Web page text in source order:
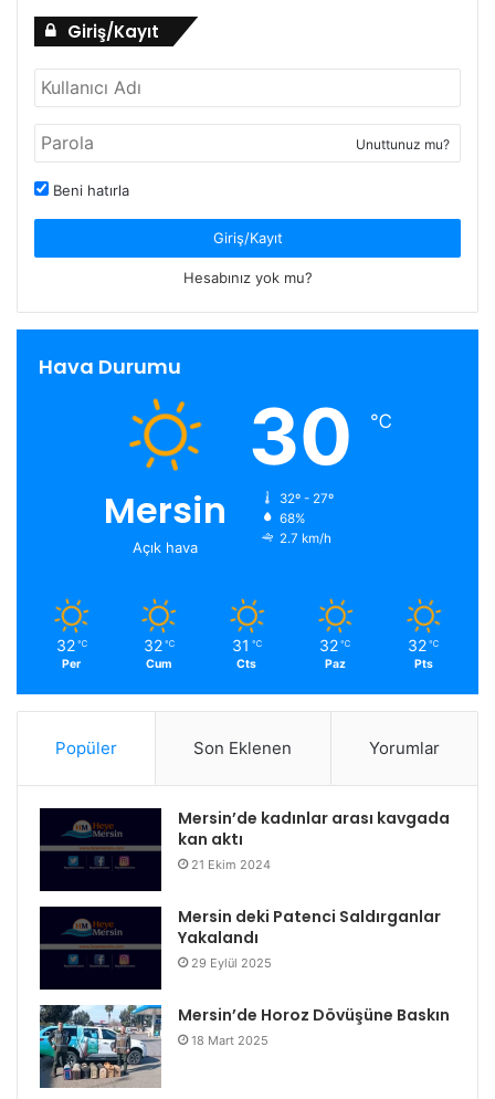
Giriş/Kayıt
Unuttunuz mu?
Beni hatırla
Giriş/Kayıt
Hesabınız yok mu?
Hava Durumu
Mersin
Açık hava
30 ℃
32º - 27º
68%
2.7 km/h
32 ℃
Per
32 ℃
Cum
31 ℃
Cts
32 ℃
Paz
32 ℃
Pts
Popüler Son Eklenen Yorumlar
Mersin’de kadınlar arası kavgada
kan aktı
21 Ekim 2024
Mersin deki Patenci Saldırganlar
Yakalandı
29 Eylül 2025
Mersin’de Horoz Dövüşüne Baskın
18 Mart 2025